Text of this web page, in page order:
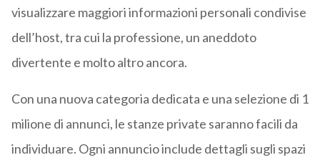
visualizzare maggiori informazioni personali condivise
dell’host, tra cui la professione, un aneddoto
divertente e molto altro ancora.
Con una nuova categoria dedicata e una selezione di 1
milione di annunci, le stanze private saranno facili da
individuare. Ogni annuncio include dettagli sugli spazi